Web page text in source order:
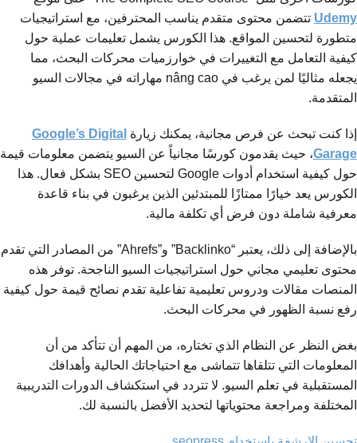
Udemy تتضمن محتوى متقدم يناسب المحترفين، مع استراتيجيات
متطورة لتحسين المواقع. هذا الكورس يشمل تعليمات عملية حول
كيفية التعامل مع التغييرات في خوارزميات محركات البحث، مما
يجعله مثاليًا لمن يرغب في nâng cao مهاراته في مجالات السيو
المتقدمة.
إذا كنت تبحث عن فرص مجانية، يمكنك زيارة Google’s Digital
Garage، حيث يقدمون كورسًا مجانياً عن السيو يتضمن معلومات قيمة
حول كيفية استخدام أدوات Google لتحسين SEO بشكل فعال. هذا
الكورس يعد خيارًا ممتازًا للمبتدئين الذين يرغبون في بناء قاعدة
معرفية شاملة دون فرض أي تكلفة مالية.
بالإضافة إلى ذلك، يعتبر “Backlinko” و”Ahrefs” من المصادر التي تقدم
محتوى تعليمي مجاني حول استراتيجيات السيو الناجحة. توفر هذه
المنصات مقالات ودروس تعليمية تفاعلية تقدم نصائح قيمة حول كيفية
رفع نسبة الظهور في محركات البحث.
بغض النظر عن النظام الذي تختاره، من المهم أن تتأكد من أن
المعلومات التي تتلقاها تتماشى مع احتياجاتك الحالية وأهدافك
المستقبلية في تعلم السيو. لا تتردد في استكشاف الدورات التدريبية
المختلفة ومراجعة محتوياتها لتحديد الأفضل بالنسبة لك.